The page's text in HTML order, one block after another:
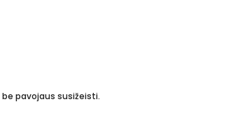
pavojaus susižeisti.